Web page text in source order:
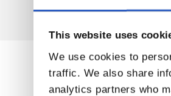
This website uses
We use cookies to
traffic. We also share
analytics partners who